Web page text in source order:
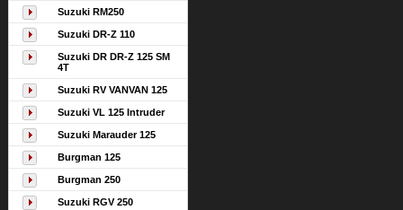
Suzuki RM250
Suzuki DR-Z 110
Suzuki DR DR-Z 125 SM
4T
Suzuki RV VANVAN 125
Suzuki VL 125 Intruder
Suzuki Marauder 125
Burgman 125
Burgman 250
Suzuki RGV 250